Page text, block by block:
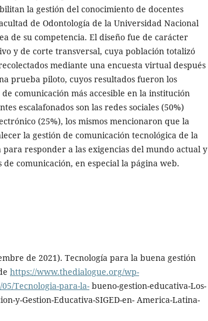
la gestión del conocimiento de docentes
de Odontología de la Universidad Nacional
de su competencia. El diseño fue de carácter
y de corte transversal, cuya población totalizó
mediante una encuesta virtual después
prueba piloto, cuyos resultados fueron los
comunicación más accesible en la institución
escalafonados son las redes sociales (50%)
(25%), los mismos mencionaron que la
la gestión de comunicación tecnológica de la
responder a las exigencias del mundo actual y
comunicación, en especial la página web.
de 2021). Tecnología para la buena gestión
https://www.thedialogue.org/wp-
Tecnologia-para-la- bueno-gestion-educativa-Los-
y-Gestion-Educativa-SIGED-en- America-Latina-